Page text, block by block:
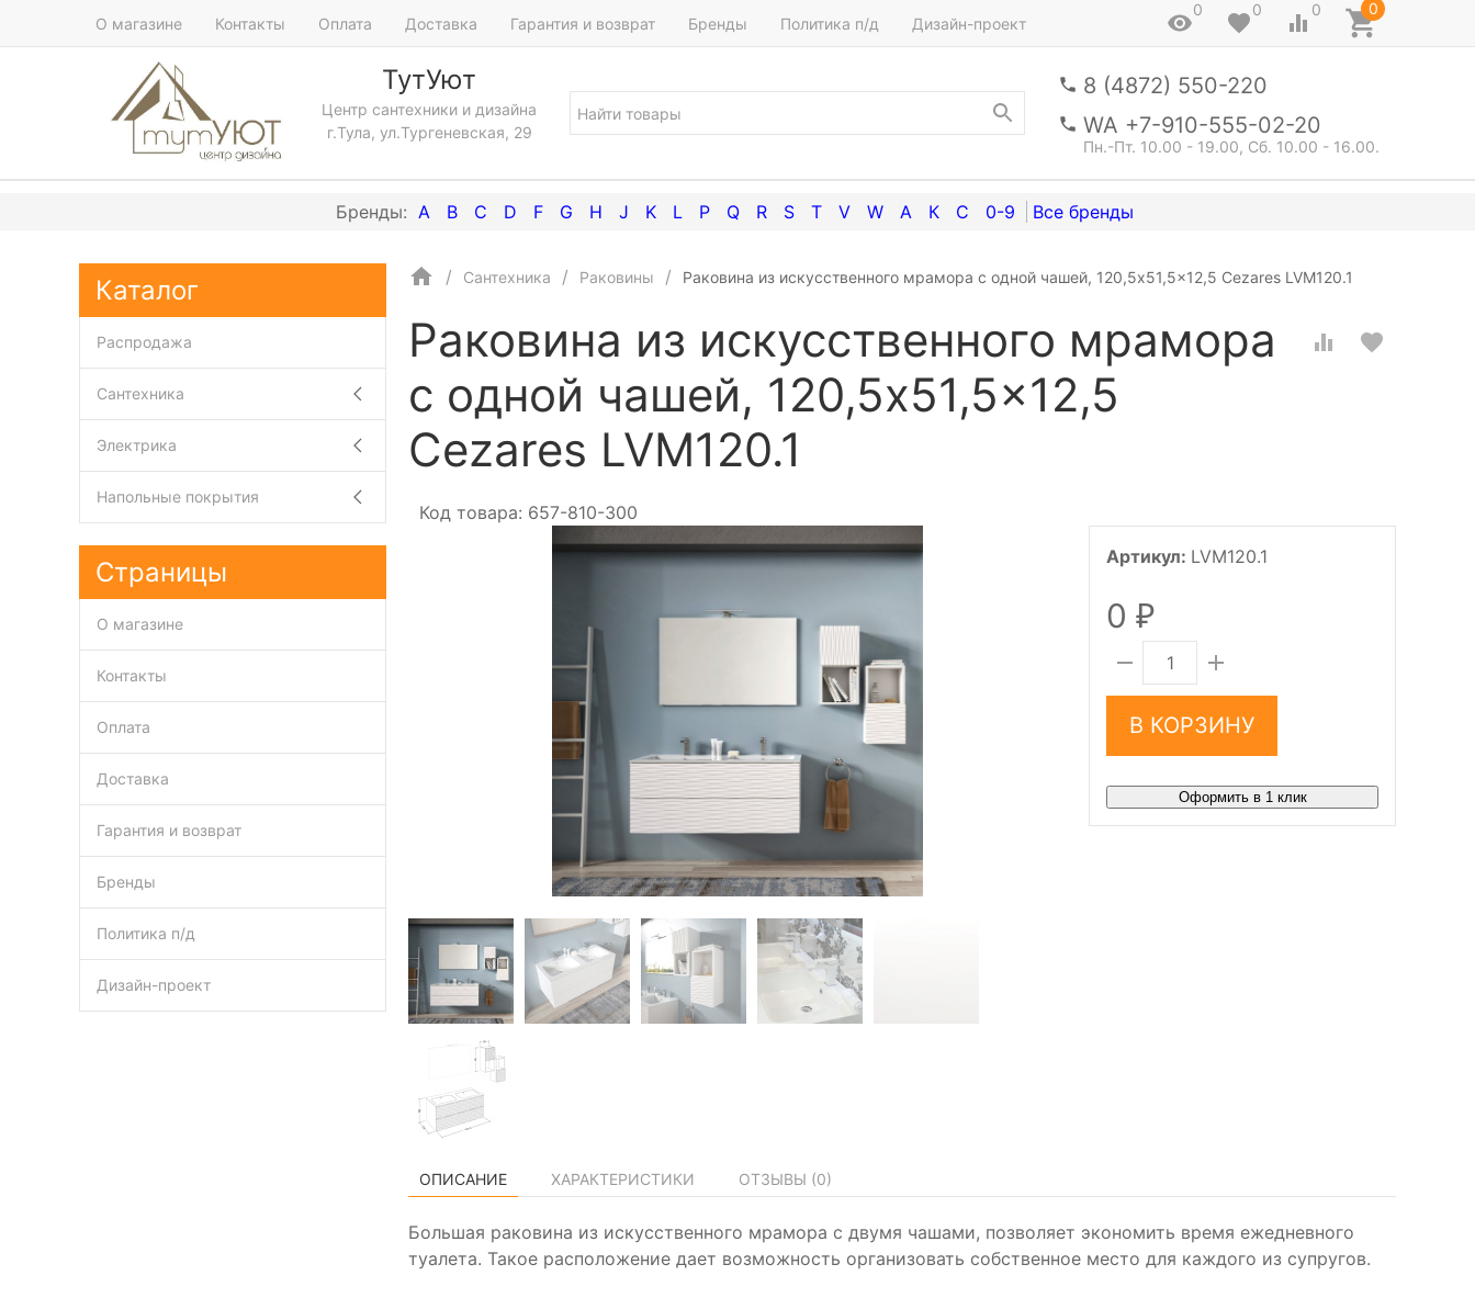
О магазине Контакты Оплата Доставка Гарантия и возврат Бренды Политика п/д Дизайн-проект
0 0 0 0
ТутУют
Центр сантехники и дизайна
г.Тула, ул.Тургеневская, 29
8 (4872) 550-220
WA +7-910-555-02-20
Пн.-Пт. 10.00 - 19.00, Сб. 10.00 - 16.00.
A B C D F G H J K L P Q R S T V W А К С 0-9
Сантехника Раковины Раковина из искусственного мрамора с одной чашей, 120,5x51,5x12,5 Cezares LVM120.1
Раковина из искусственного мрамора
с одной чашей, 120,5x51,5x12,5
Cezares LVM120.1
Код товара: 657-810-300
Артикул: LVM120.1
0 ₽
В КОРЗИНУ
Оформить в 1 клик
ОПИСАНИЕ ХАРАКТЕРИСТИКИ ОТЗЫВЫ (0)
Большая раковина из искусственного мрамора с двумя чашами, позволяет экономить время ежедневного
туалета. Такое расположение дает возможность организовать собственное место для каждого из супругов.
Каталог
Распродажа
Сантехника
Электрика
Напольные покрытия
Страницы
О магазине
Контакты
Оплата
Доставка
Гарантия и возврат
Бренды
Политика п/д
Дизайн-проект